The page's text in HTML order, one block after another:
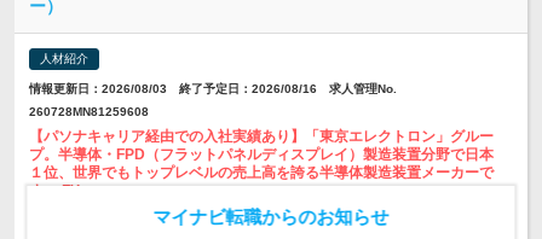
ー）
人材紹介
情報更新日：2026/08/03 終了予定日：2026/08/16 求人管理No.
260728MN81259608
【パソナキャリア経由での入社実績あり】「東京エレクトロン」グルー
プ。半導体・FPD（フラットパネルディスプレイ）製造装置分野で日本
１位、世界でもトップレベルの売上高を誇る半導体製造装置メーカーで
す。 FY…
【山梨】半導体製造装置の機械設計（設計支援・図面レビュ
マイナビ転職からのお知らせ